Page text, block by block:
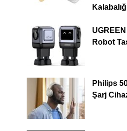
Robot
Philips
Şarj